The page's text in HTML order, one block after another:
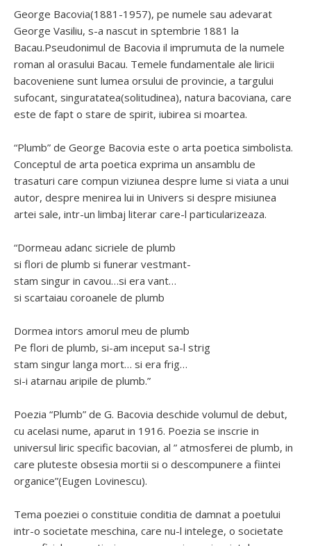
George Bacovia(1881-1957), pe numele sau adevarat
George Vasiliu, s-a nascut in sptembrie 1881 la
Bacau.Pseudonimul de Bacovia il imprumuta de la numele
roman al orasului Bacau. Temele fundamentale ale liricii
bacoveniene sunt lumea orsului de provincie, a targului
sufocant, singuratatea(solitudinea), natura bacoviana, care
este de fapt o stare de spirit, iubirea si moartea.
“Plumb” de George Bacovia este o arta poetica simbolista.
Conceptul de arta poetica exprima un ansamblu de
trasaturi care compun viziunea despre lume si viata a unui
autor, despre menirea lui in Univers si despre misiunea
artei sale, intr-un limbaj literar care-l particularizeaza.
“Dormeau adanc sicriele de plumb
si flori de plumb si funerar vestmant-
stam singur in cavou…si era vant…
si scartaiau coroanele de plumb
Dormea intors amorul meu de plumb
Pe flori de plumb, si-am inceput sa-l strig
stam singur langa mort… si era frig…
si-i atarnau aripile de plumb.”
Poezia “Plumb” de G. Bacovia deschide volumul de debut,
cu acelasi nume, aparut in 1916. Poezia se inscrie in
universul liric specific bacovian, al ” atmosferei de plumb, in
care pluteste obsesia mortii si o descompunere a fiintei
organice”(Eugen Lovinescu).
Tema poeziei o constituie conditia de damnat a poetului
intr-o societate meschina, care nu-l intelege, o societate